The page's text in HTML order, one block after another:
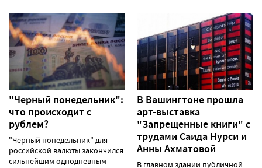
"Черный понедельник":
что происходит с
рублем?
"Черный понедельник" для
российской валюты закончился
сильнейшим однодневным
В Вашингтоне прошла
арт-выставка
"Запрещенные книги" с
трудами Саида Нурси и
Анны Ахматовой
В главном здании публичной